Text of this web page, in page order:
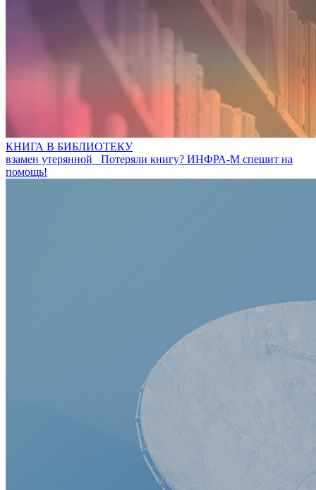
КНИГА В БИБЛИОТЕКУ
взамен утерянной
Потеряли книгу? ИНФРА-М спешит на
помощь!